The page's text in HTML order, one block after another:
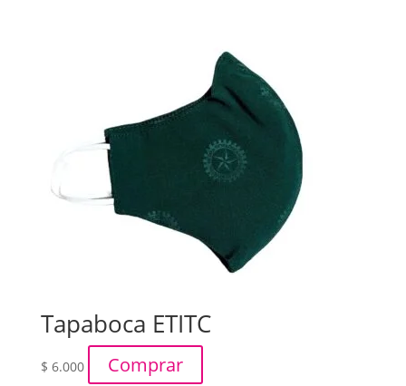
$ 17.000
Tapaboca ETITC
$ 6.000 Comprar